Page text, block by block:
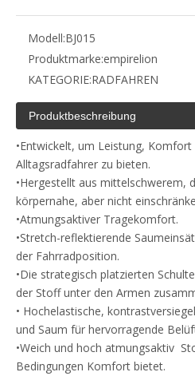
Modell:BJ015
Produktmarke:empirelion
KATEGORIE:RADFAHREN
Produktbeschreibung
•Entwickelt, um Leistung,
Alltagsradfahrer zu bieten.
•Hergestellt aus mittelschwerem,
körpernahe, aber nicht
•Atmungsaktiver Tragekomfort.
•Stretch-reflektierende
der Fahrradposition.
•Die strategisch platzierten
der Stoff unter den Armen
• Hochelastische,
und Saum für hervorragende
•Weich und hoch atmungsaktiv
Bedingungen Komfort bietet.